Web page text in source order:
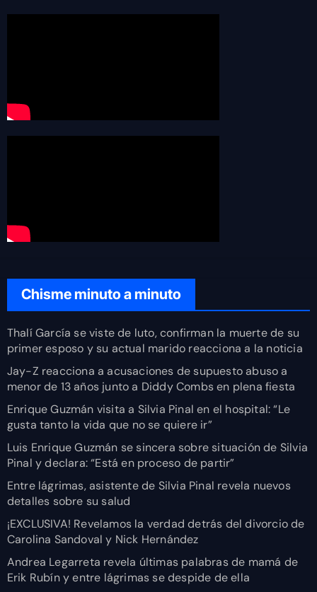
Chisme minuto a minuto
Thalí García se viste de luto, confirman la muerte de su
primer esposo y su actual marido reacciona a la noticia
Jay-Z reacciona a acusaciones de supuesto abuso a
menor de 13 años junto a Diddy Combs en plena fiesta
Enrique Guzmán visita a Silvia Pinal en el hospital: “Le
gusta tanto la vida que no se quiere ir”
Luis Enrique Guzmán se sincera sobre situación de Silvia
Pinal y declara: “Está en proceso de partir”
Entre lágrimas, asistente de Silvia Pinal revela nuevos
detalles sobre su salud
¡EXCLUSIVA! Revelamos la verdad detrás del divorcio de
Carolina Sandoval y Nick Hernández
Andrea Legarreta revela últimas palabras de mamá de
Erik Rubín y entre lágrimas se despide de ella